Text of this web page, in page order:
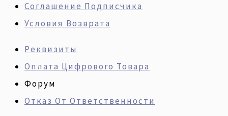
Соглашение Подписчика
Условия Возврата
Реквизиты
Оплата Цифрового Товара
Форум
Отказ От Ответственности